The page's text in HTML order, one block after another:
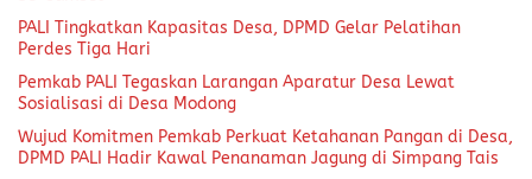
PALI Tingkatkan Kapasitas Desa, DPMD Gelar Pelatihan
Perdes Tiga Hari
Pemkab PALI Tegaskan Larangan Aparatur Desa Lewat
Sosialisasi di Desa Modong
Wujud Komitmen Pemkab Perkuat Ketahanan Pangan di Desa,
DPMD PALI Hadir Kawal Penanaman Jagung di Simpang Tais